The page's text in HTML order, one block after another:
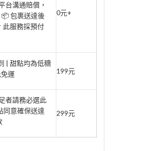
台溝通賠償，
包裹送達後
此服務採預付
0元+
| 甜點均為低糖
運
199元
者請務必選此
同意確保送達
299元